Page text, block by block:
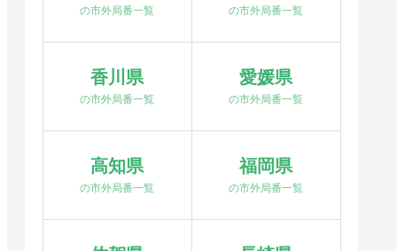
の市外局番一覧 の市外局番一覧
香川県
の市外局番一覧
愛媛県
の市外局番一覧
高知県
の市外局番一覧
福岡県
の市外局番一覧